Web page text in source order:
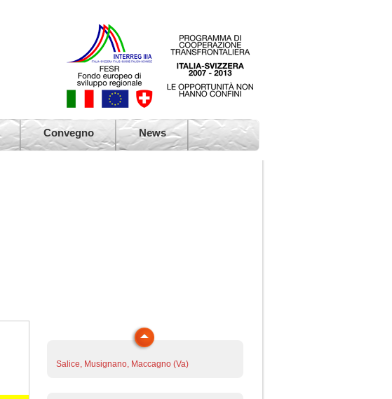
Convegno News
Salice, Musignano, Maccagno (Va)
Faggi di Villa Leonardi, Ternate (Va)
Tiglio europeo, Ternate (Va)